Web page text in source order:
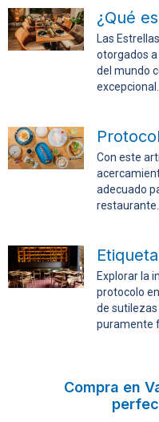
Las
otorgados
del mundo
excepcional.
Con este
adecuado
restaurante.
Explorar la
protocolo
de
puramente
Compra en